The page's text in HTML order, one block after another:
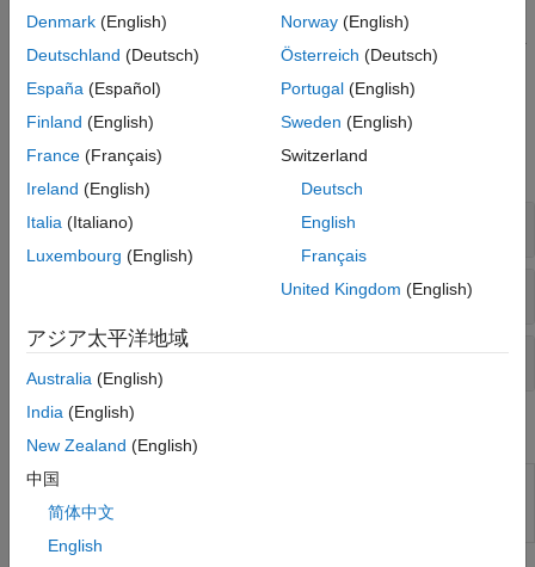
代わりに、Python アプリケーションから MATLAB 関数を呼び出
Python からの MATLAB の呼び出し
を
参照してください。
関数
すべて展開する
環境
例外処理
Python
コードの
実行
Denmark (English)
Deutschland (Deutsch)
España (Español)
Finland (English)
France (Français)
Ireland (English)
Italia (Italiano)
Luxembourg (English)
Norway(English)
Österreich (Deutsch)
Portugal(English)
Sweden (English)
Switzerland
Deutsch
English
Français
United Kingdom (English)
アジア太平洋地域
Australia (English)
India (English)
New Zealand (English)
中国
简体中文
English